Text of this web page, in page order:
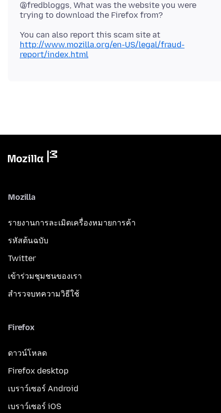
@fredbloggs, What was the website you were
http://www.mozilla.org/en-US/legal/fraud-
report/index.html
Mozilla
รายงานการละเมิดเครื่องหมายการค้า
รหัสต้นฉบับ
Twitter
เข้าร่วมชุมชนของเรา
สำรวจบทความวิธีใช้
Firefox
ดาวน์โหลด
Firefox desktop
เบราว์เซอร์ Android
เบราว์เซอร์ iOS